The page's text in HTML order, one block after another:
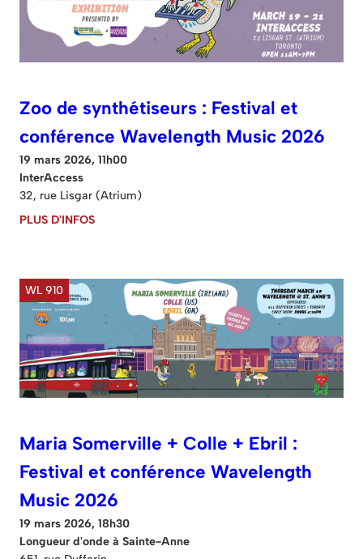
Zoo de synthétiseurs : Festival et
conférence Wavelength Music 2026
19 mars 2026, 11h00
InterAccess
32, rue Lisgar (Atrium)
PLUS D'INFOS
WL 910
Maria Somerville + Colle + Ebril :
Festival et conférence Wavelength
Music 2026
19 mars 2026, 18h30
Longueur d'onde à Sainte-Anne